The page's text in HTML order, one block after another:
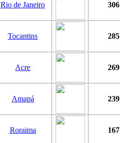
Rio de Janeiro 306
Tocantins 285
Acre 269
Amapá 239
Roraima 167